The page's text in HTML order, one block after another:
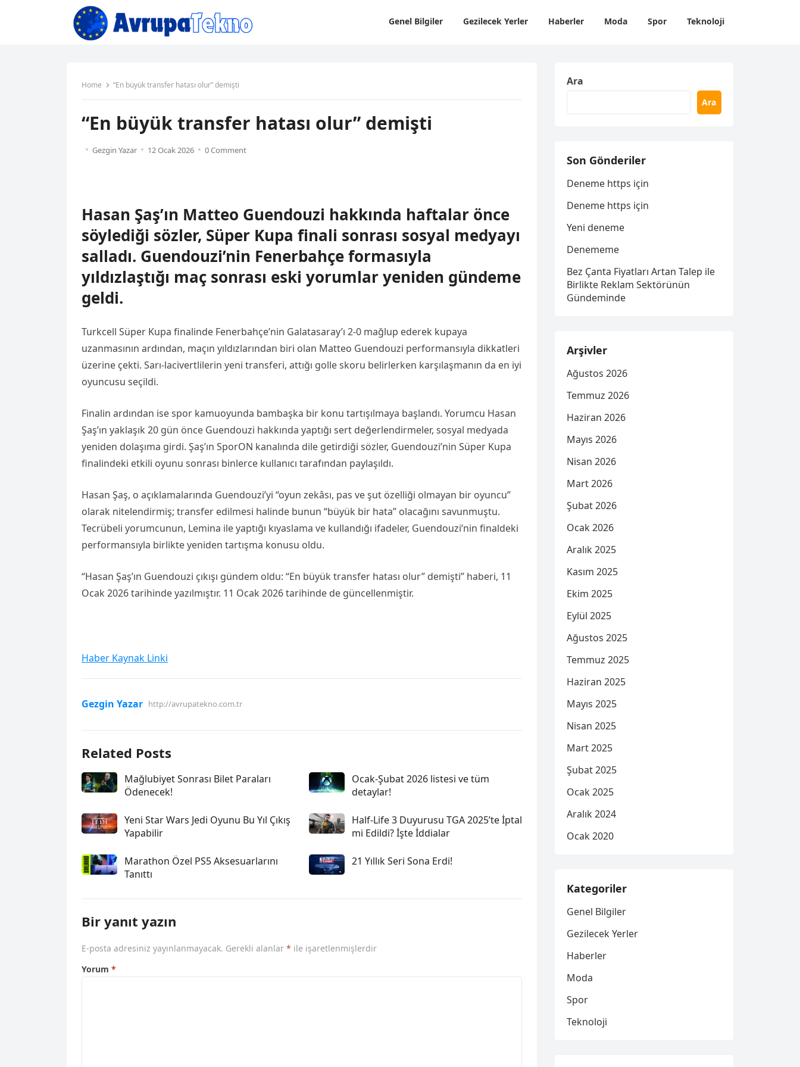
Genel Bilgiler Gezilecek Yerler Haberler Moda Spor Teknoloji
Home “En büyük transfer hatası olur” demişti
“En büyük transfer hatası olur” demişti
Gezgin Yazar 12 Ocak 2026 0 Comment
Hasan Şaş’ın Matteo Guendouzi hakkında haftalar önce
söylediği sözler, Süper Kupa finali sonrası sosyal medyayı
salladı. Guendouzi’nin Fenerbahçe formasıyla
yıldızlaştığı maç sonrası eski yorumlar yeniden gündeme
geldi.
Turkcell Süper Kupa finalinde Fenerbahçe’nin Galatasaray’ı 2-0 mağlup ederek kupaya
uzanmasının ardından, maçın yıldızlarından biri olan Matteo Guendouzi performansıyla dikkatleri
üzerine çekti. Sarı-lacivertlilerin yeni transferi, attığı golle skoru belirlerken karşılaşmanın da en iyi
oyuncusu seçildi.
Finalin ardından ise spor kamuoyunda bambaşka bir konu tartışılmaya başlandı. Yorumcu Hasan
Şaş’ın yaklaşık 20 gün önce Guendouzi hakkında yaptığı sert değerlendirmeler, sosyal medyada
yeniden dolaşıma girdi. Şaş’ın SporON kanalında dile getirdiği sözler, Guendouzi’nin Süper Kupa
finalindeki etkili oyunu sonrası binlerce kullanıcı tarafından paylaşıldı.
Hasan Şaş, o açıklamalarında Guendouzi’yi “oyun zekâsı, pas ve şut özelliği olmayan bir oyuncu”
olarak nitelendirmiş; transfer edilmesi halinde bunun “büyük bir hata” olacağını savunmuştu.
Tecrübeli yorumcunun, Lemina ile yaptığı kıyaslama ve kullandığı ifadeler, Guendouzi’nin finaldeki
performansıyla birlikte yeniden tartışma konusu oldu.
“Hasan Şaş’ın Guendouzi çıkışı gündem oldu: “En büyük transfer hatası olur” demişti” haberi, 11
Ocak 2026 tarihinde yazılmıştır. 11 Ocak 2026 tarihinde de güncellenmiştir.
Haber Kaynak Linki
Gezgin Yazar http://avrupatekno.com.tr
Related Posts
Mağlubiyet Sonrası Bilet Paraları
Ödenecek!
Ocak-Şubat 2026 listesi ve tüm
detaylar!
Yeni Star Wars Jedi Oyunu Bu Yıl Çıkış
Yapabilir
Half-Life 3 Duyurusu TGA 2025’te İptal
mi Edildi? İşte İddialar
Marathon Özel PS5 Aksesuarlarını
Tanıttı
21 Yıllık Seri Sona Erdi!
Bir yanıt yazın
E-posta adresiniz yayınlanmayacak. Gerekli alanlar * ile işaretlenmişlerdir
Yorum *
Ara
Ara
Son Gönderiler
Deneme https için
Deneme https için
Yeni deneme
Denememe
Bez Çanta Fiyatları Artan Talep ile
Birlikte Reklam Sektörünün
Gündeminde
Arşivler
Ağustos 2026
Temmuz 2026
Haziran 2026
Mayıs 2026
Nisan 2026
Mart 2026
Şubat 2026
Ocak 2026
Aralık 2025
Kasım 2025
Ekim 2025
Eylül 2025
Ağustos 2025
Temmuz 2025
Haziran 2025
Mayıs 2025
Nisan 2025
Mart 2025
Şubat 2025
Ocak 2025
Aralık 2024
Ocak 2020
Kategoriler
Genel Bilgiler
Gezilecek Yerler
Haberler
Moda
Spor
Teknoloji